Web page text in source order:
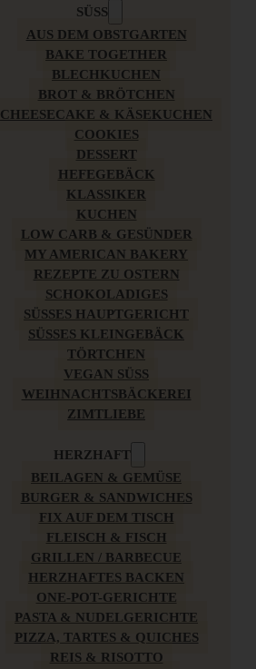
SÜSS
AUS DEM OBSTGARTEN
BAKE TOGETHER
BLECHKUCHEN
BROT & BRÖTCHEN
CHEESECAKE & KÄSEKUCHEN
COOKIES
DESSERT
HEFEGEBÄCK
KLASSIKER
KUCHEN
LOW CARB & GESÜNDER
MY AMERICAN BAKERY
REZEPTE ZU OSTERN
SCHOKOLADIGES
SÜSSES HAUPTGERICHT
SÜSSES KLEINGEBÄCK
TÖRTCHEN
VEGAN SÜSS
WEIHNACHTSBÄCKEREI
ZIMTLIEBE
HERZHAFT
BEILAGEN & GEMÜSE
BURGER & SANDWICHES
FIX AUF DEM TISCH
FLEISCH & FISCH
GRILLEN / BARBECUE
HERZHAFTES BACKEN
ONE-POT-GERICHTE
PASTA & NUDELGERICHTE
PIZZA, TARTES & QUICHES
REIS & RISOTTO